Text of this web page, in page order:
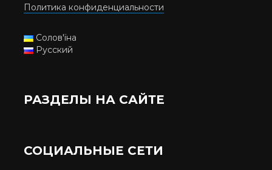
Политика конфиденциальности
Солов'їна
Русский
РАЗДЕЛЫ НА САЙТЕ
СОЦИАЛЬНЫЕ СЕТИ